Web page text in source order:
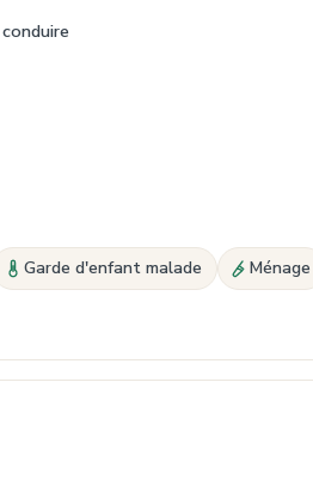
Garde d'enfant malade
Ménage